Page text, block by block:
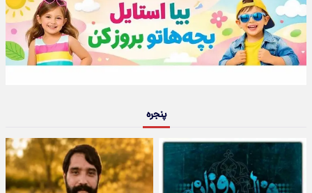
پنجره